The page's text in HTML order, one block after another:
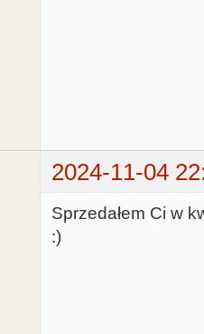
2024-11-04
Sprzedałem Ci w
:)